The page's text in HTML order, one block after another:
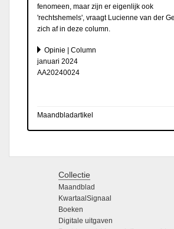
fenomeen, maar zijn er eigenlijk ook
'rechtshemels', vraagt Lucienne van der
zich af in deze column.
Opinie | Column
januari 2024
AA20240024
Maandbladartikel
Collectie
Maandblad
KwartaalSignaal
Boeken
Digitale uitgaven